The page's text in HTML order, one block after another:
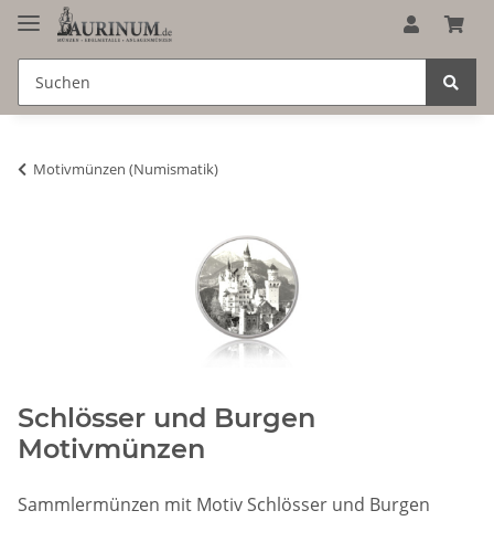
Motivmünzen (Numismatik)
Schlösser und Burgen
Motivmünzen
Sammlermünzen mit Motiv Schlösser und Burgen